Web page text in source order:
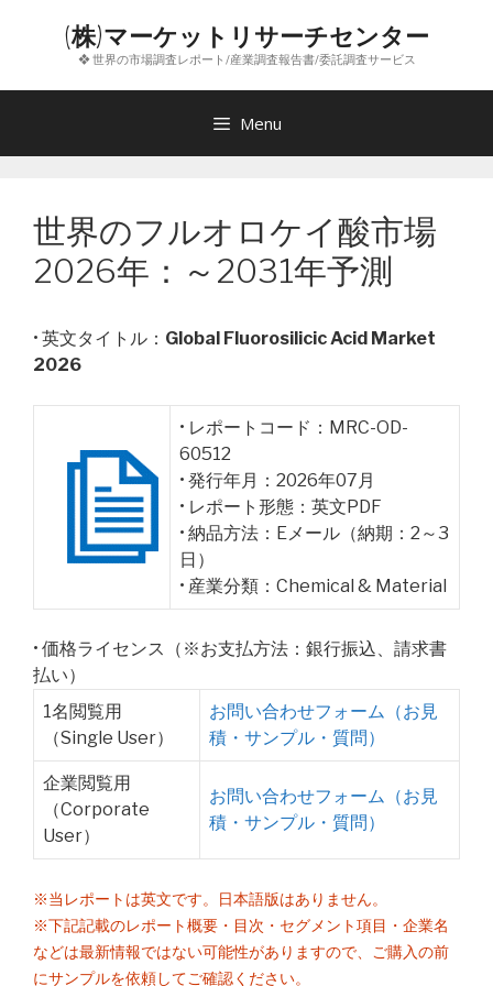
ン
(株)マーケットリサーチセンター
❖ 世界の市場調査レポート/産業調査報告書/委託調査サービス
Menu
世界のフルオロケイ酸市場
2026年：～2031年予測
• 英文タイトル： Global Fluorosilicic Acid Market
2026
• レポートコード：MRC-OD-
60512
• 発行年月：2026年07月
• レポート形態：英文PDF
• 納品方法：Eメール（納期：2～3
日）
• 産業分類：Chemical & Material
• 価格ライセンス（※お支払方法：銀行振込、請求書
払い）
1名閲覧用
（Single User）
お問い合わせフォーム（お見
積・サンプル・質問）
企業閲覧用
（Corporate
User）
お問い合わせフォーム（お見
積・サンプル・質問）
※当レポートは英文です。日本語版はありません。
※下記記載のレポート概要・目次・セグメント項目・企業名
などは最新情報ではない可能性がありますので、ご購入の前
にサンプルを依頼してご確認ください。